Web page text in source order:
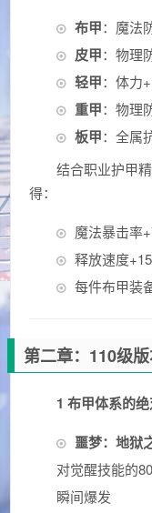
布甲：魔法
皮甲：物理
轻甲：体力
重甲：物理
板甲：全属
结合职业护甲
得：
魔法暴击率
释放速度
每件布甲装
第二章：110级
1 布甲体系的
噩梦：地狱
对觉醒技能的
瞬间爆发